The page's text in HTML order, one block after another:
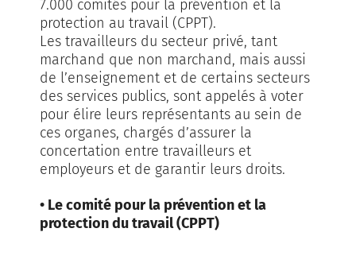
7.000 comités pour la prévention et la
protection au travail (CPPT).
Les travailleurs du secteur privé, tant
marchand que non marchand, mais aussi
de l’enseignement et de certains secteurs
des services publics, sont appelés à voter
pour élire leurs représentants au sein de
ces organes, chargés d’assurer la
concertation entre travailleurs et
employeurs et de garantir leurs droits.
• Le comité pour la prévention et la
protection du travail (CPPT)